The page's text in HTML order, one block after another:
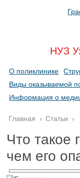
НУЗ
О поликлинике
Виды оказываемой
Информация о
Главная › Статьи ›
Что такое
чем его